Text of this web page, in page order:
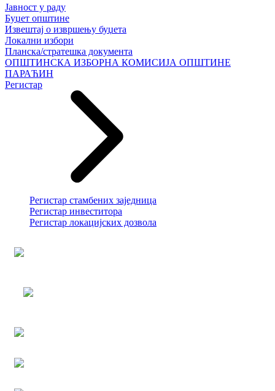
Јавност у раду
Буџет општине
Извештај о извршењу буџета
Локални избори
Планска/стратешка документа
ОПШТИНСКА ИЗБОРНА КОМИСИЈА ОПШТИНЕ
ПАРАЋИН
Регистар
Регистар стамбених заједница
Регистар инвеститора
Регистар локацијских дозвола